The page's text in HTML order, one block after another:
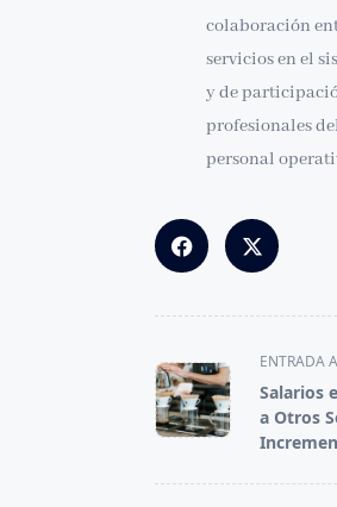
colaboración
servicios en el
y de
profesionales
personal
<span
class="nav-
subtitle
screen-
ENTRADA
Salarios
a Otros